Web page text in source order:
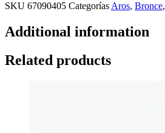
SKU 67090405 Categorías Aros, Bronce,
Additional information
Related products